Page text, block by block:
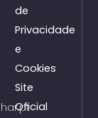
de
Privacidade
e
Cookies
Site
Oficial